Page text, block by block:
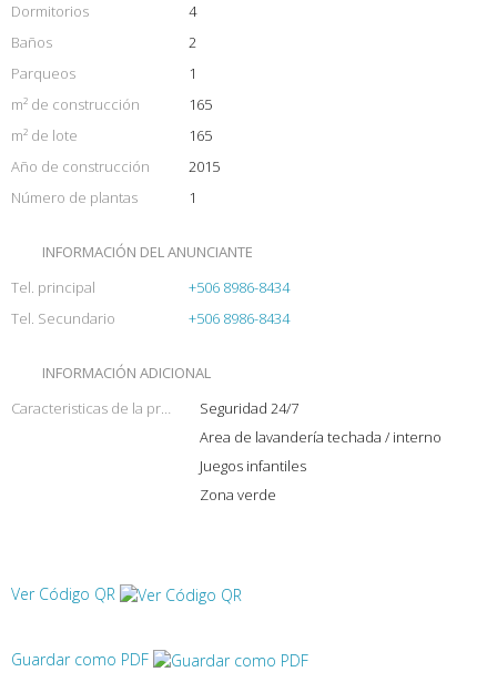
Dormitorios
4
Baños
2
Parqueos
1
m² de construcción
165
m² de lote
165
Año de construcción
2015
Número de plantas
1
INFORMACIÓN DEL ANUNCIANTE
Tel. principal
+506 8986-8434
Tel. Secundario
+506 8986-8434
INFORMACIÓN ADICIONAL
Caracteristicas de la propiedad
Seguridad 24/7
Area de lavandería techada / interno
Juegos infantiles
Zona verde
Ver Código QR
Guardar como PDF